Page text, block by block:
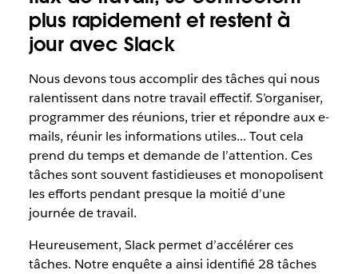
plus rapidement et restent à
jour avec Slack
Nous devons tous accomplir des tâches qui nous
ralentissent dans notre travail effectif. S’organiser,
programmer des réunions, trier et répondre aux e-
mails, réunir les informations utiles... Tout cela
prend du temps et demande de l’attention. Ces
tâches sont souvent fastidieuses et monopolisent
les efforts pendant presque la moitié d’une
journée de travail.
Heureusement, Slack permet d’accélérer ces
tâches. Notre enquête a ainsi identifié 28 tâches